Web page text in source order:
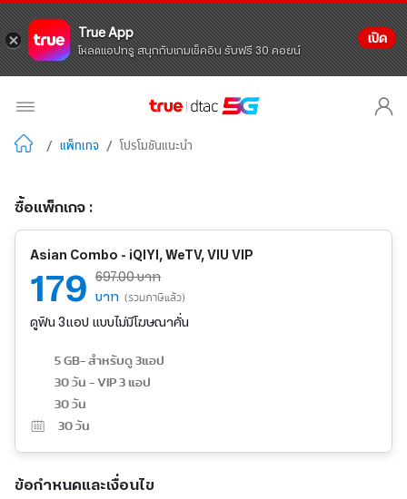
True App
โหลดแอปทรู สนุกกับเกมเช็คอิน รับฟรี 30 คอยน์
เปิด
/ แพ็กเกจ / โปรโมชันแนะนำ
ซื้อแพ็กเกจ :
Asian Combo - iQIYI, WeTV, VIU VIP
179 697.00 บาท
บาท (รวมภาษีแล้ว)
ดูฟิน 3แอป แบบไม่มีโฆษณาคั่น
5 GB- สำหรับดู 3แอป
30 วัน - VIP 3 แอป
30 วัน
30 วัน
ข้อกำหนดและเงื่อนไข